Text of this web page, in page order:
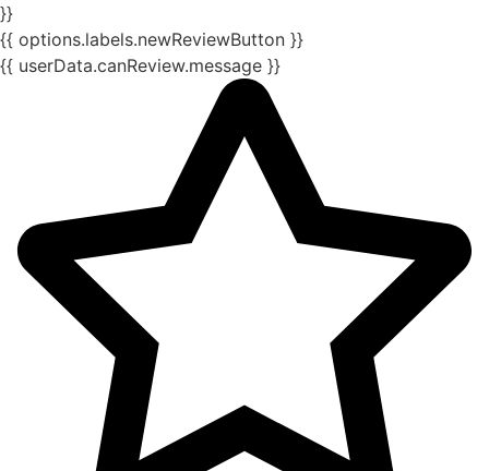
}}
{{ options.labels.newReviewButton }}
{{ userData.canReview.message }}